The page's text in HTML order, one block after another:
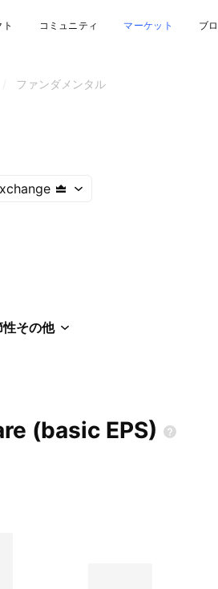
コミュニティ マーケット ブ
ファンダメンタル
性その他
(basic EPS)